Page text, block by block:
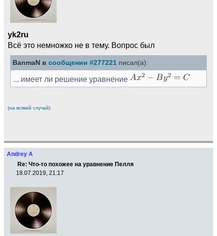
yk2ru
Всё это немножко не в тему. Вопрос был
BanmaN в сообщении #277221 писал(а):
... имеет ли решение уравнение
(на всякий случай)
Andrey A
Re: Что-то похожее на уравнение Пелля
18.07.2019, 21:17